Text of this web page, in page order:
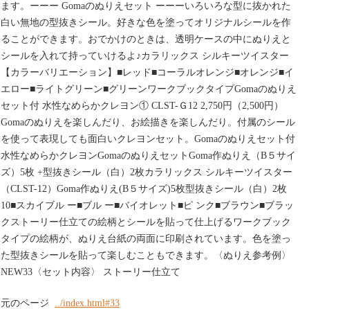
ます。ーーー Gomaのぬりえセット ーーーいろいろな型に抜かれた
白い無地の型抜きシール。好きな色を塗ってオリジナルシールを作
ることができます。おでかけのときは、透明ケースの中にぬりえと
シールを入れて持っていけるよ♪カラリックス シルキーツイスター
【カラーバリエーション】■レッド■コーラルオレンジ■オレンジ■イ
エロー■ライトグリーン■グリーンワークブックタイプGomaのぬりえ
セット付 水性なめらかクレヨン① CLST-Ｇ12 2,750円（2,500円）
Gomaのぬりえを楽しんだり、お絵描きを楽しんだり。付属のシール
を使って表現しても面白いクレヨンセット。Gomaのぬりえセット付
水性なめらかクレヨンGomaのぬりえセットGoma作ぬりえ（B５サイ
ズ）5枚 +型抜きシール（白）2枚カラリックス シルキーツイスター
（CLST-12）Goma作ぬりえ(B５サイズ)5枚型抜きシール（白）2枚
10■スカイブル ー■ブル ー■バイオレット■ピ ンク■ブラウン■ブラッ
クストーリー仕立ての絵柄とシールを貼って仕上げるワークブック
タイプの絵柄が、ぬりえ台紙の両面に印刷されています。色を塗っ
た型抜きシールを貼って楽しむこともできます。〈ぬりえ参考例〉
NEW33〈セット内容〉 ストーリー仕立て
元のページ ../index.html#33